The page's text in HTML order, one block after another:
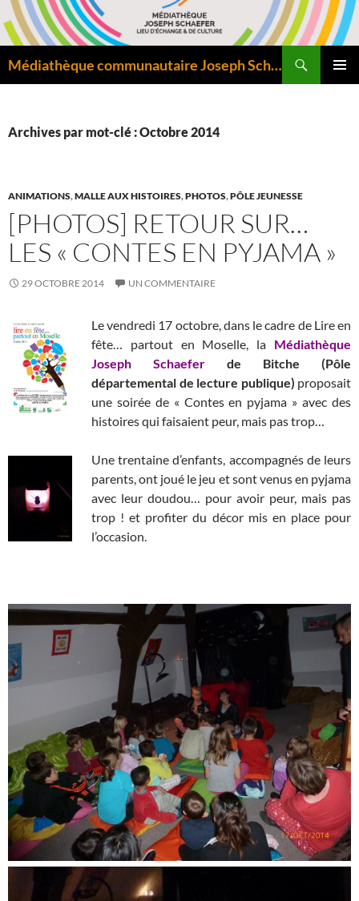
Aller
au
contenu
Médiathèque communautaire Joseph Schaefer de Bitche – Pôle départemental de lecture publique
Archives par mot-clé : Octobre 2014
ANIMATIONS,MALLE AUX HISTOIRES,PHOTOS,PÔLE JEUNESSE
[PHOTOS] RETOUR SUR…
LES « CONTES EN PYJAMA »
29 OCTOBRE 2014 UN COMMENTAIRE
Le vendredi 17 octobre, dans le cadre de Lire en
fête… partout en Moselle, la Médiathèque
Joseph Schaefer
de Bitche (Pôle
départemental de lecture publique) proposait
une soirée de « Contes en pyjama » avec des
histoires qui faisaient peur, mais pas trop…
Une trentaine d’enfants, accompagnés de leurs
parents, ont joué le jeu et sont venus en pyjama
avec leur doudou… pour avoir peur, mais pas
trop ! et profiter du décor mis en place pour
l’occasion.